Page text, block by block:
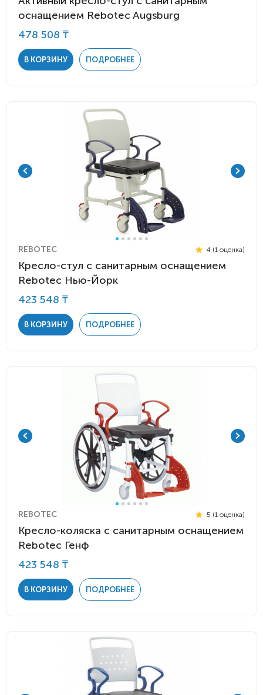
оснащением Rebotec Augsburg
478 508 ₸
В КОРЗИНУ ПОДРОБНЕЕ
REBOTEC 4 (1 оценка)
Кресло-стул с санитарным оснащением
Rebotec Нью-Йорк
423 548 ₸
В КОРЗИНУ ПОДРОБНЕЕ
REBOTEC 5 (1 оценка)
Кресло-коляска с санитарным оснащением
Rebotec Генф
423 548 ₸
В КОРЗИНУ ПОДРОБНЕЕ